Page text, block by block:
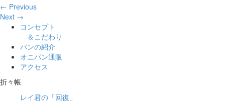
← Previous
Next →
コンセプト
＆こだわり
パンの紹介
オニパン通販
アクセス
折々帳
レイ君の「回復」